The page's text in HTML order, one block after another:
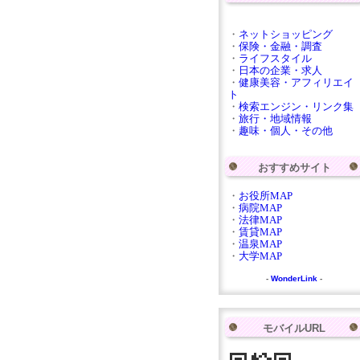
・ ネットショッピング
・ 保険・金融・調査
・ ライフスタイル
・ 日本の企業・求人
・ 健康美容・アフィリエイ
ト
・ 検索エンジン・リンク集
・ 旅行・地域情報
・ 趣味・個人・その他
おすすめサイト
・ お役所MAP
・ 病院MAP
・ 法律MAP
・ 賃貸MAP
・ 温泉MAP
・ 大学MAP
- WonderLink -
モバイルURL